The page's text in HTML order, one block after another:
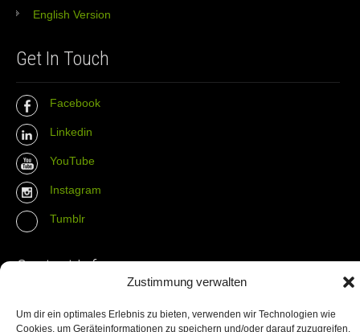
Zustimmung verwalten
Um dir ein optimales Erlebnis zu bieten, verwenden wir Technologien wie
Cookies, um Geräteinformationen zu speichern und/oder darauf zuzugreifen.
English Version
Get In Touch
Facebook
Linkedin
YouTube
Instagram
Tumblr
Contact Info
The Wall Net